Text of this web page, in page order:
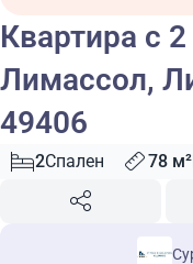
Квартира с
Лимассол,
49406
2Спален 78 м²